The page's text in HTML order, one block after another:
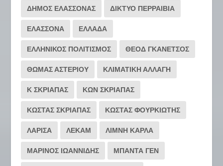
ΔΗΜΟΣ ΕΛΑΣΣΟΝΑΣ ΔΙΚΤΥΟ ΠΕΡΡΑΙΒΙΑ
ΕΛΑΣΣΟΝΑ ΕΛΛΑΔΑ
ΕΛΛΗΝΙΚΟΣ ΠΟΛΙΤΙΣΜΟΣ ΘΕΟΔ ΓΚΑΝΕΤΣΟΣ
ΘΩΜΑΣ ΑΣΤΕΡΙΟΥ ΚΛΙΜΑΤΙΚΗ ΑΛΛΑΓΗ
Κ ΣΚΡΙΑΠΑΣ ΚΩΝ ΣΚΡΙΑΠΑΣ
ΚΩΣΤΑΣ ΣΚΡΙΑΠΑΣ ΚΩΣΤΑΣ ΦΟΥΡΚΙΩΤΗΣ
ΛΑΡΙΣΑ ΛΕΚΑΜ ΛΙΜΝΗ ΚΑΡΛΑ
ΜΑΡΙΝΟΣ ΙΩΑΝΝΙΔΗΣ ΜΠΑΝΤΑ ΓΕΝ